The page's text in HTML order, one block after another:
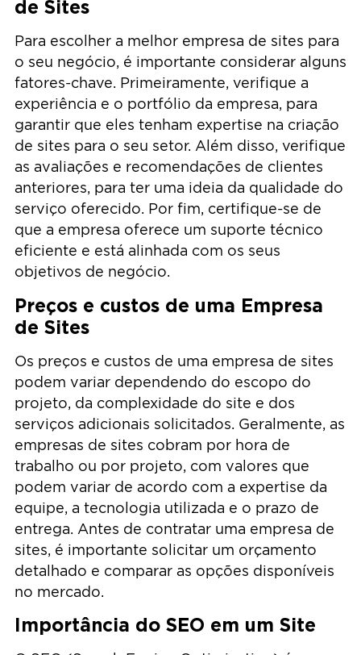
de Sites
Para escolher a melhor empresa de sites para
o seu negócio, é importante considerar alguns
fatores-chave. Primeiramente, verifique a
experiência e o portfólio da empresa, para
garantir que eles tenham expertise na criação
de sites para o seu setor. Além disso, verifique
as avaliações e recomendações de clientes
anteriores, para ter uma ideia da qualidade do
serviço oferecido. Por fim, certifique-se de
que a empresa oferece um suporte técnico
eficiente e está alinhada com os seus
objetivos de negócio.
Preços e custos de uma Empresa
de Sites
Os preços e custos de uma empresa de sites
podem variar dependendo do escopo do
projeto, da complexidade do site e dos
serviços adicionais solicitados. Geralmente, as
empresas de sites cobram por hora de
trabalho ou por projeto, com valores que
podem variar de acordo com a expertise da
equipe, a tecnologia utilizada e o prazo de
entrega. Antes de contratar uma empresa de
sites, é importante solicitar um orçamento
detalhado e comparar as opções disponíveis
no mercado.
Importância do SEO em um Site